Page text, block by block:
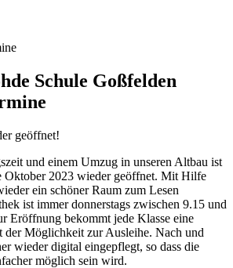
geöffnet!
und einem Umzug in unseren Altbau ist
2023 wieder geöffnet. Mit Hilfe
ein schöner Raum zum Lesen
ist immer donnerstags zwischen 9.15 und
Eröffnung bekommt jede Klasse eine
Möglichkeit zur Ausleihe. Nach und
wieder digital eingepflegt, so dass die
möglich sein wird.